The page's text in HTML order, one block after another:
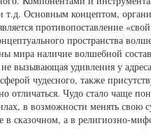
т.д. Основным концептом,
противопоставление
пространства
мира наличие волшебной
вызывающая удивления у
чудесного, также
отличаться. Чудо стало чаще
в возможности менять свою
сказочном, а в религиозно-